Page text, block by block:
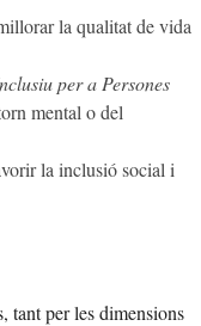
la qualitat de vida
per a Persones
mental o del
la inclusió social i
tant per les dimensions